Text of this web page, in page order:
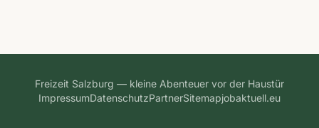
Freizeit Salzburg — kleine Abenteuer vor der Haustür
ImpressumDatenschutzPartnerSitemapjobaktuell.eu